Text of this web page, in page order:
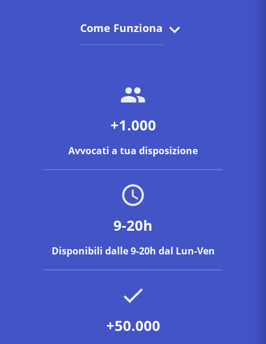
Come Funziona
+1.000
Avvocati a tua disposizione
9-20h
Disponibili dalle 9-20h dal Lun-Ven
+50.000